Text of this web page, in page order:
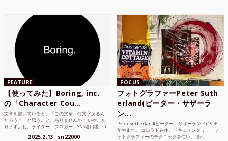
FEATURE
【使ってみた】Boring, inc.
の「Character Cou...
文章を書いていると、「この文章、何文字あるん
だろう？」と思うこと、ありませんか？ いや、あ
りますよね。ライター、ブロガー、SNS運用者、エ
2025.2.13 sn22000
FOCUS
フォトグラファーPeter Suth
erland(ピーター・サザーラ
ン...
Peter Sutherland(ピーター・サザーランド) 1976
年生まれ。 コロラド在住。ドキュメンタリー・フ
ォトグラフィーのテクニックを使い、隠れ...